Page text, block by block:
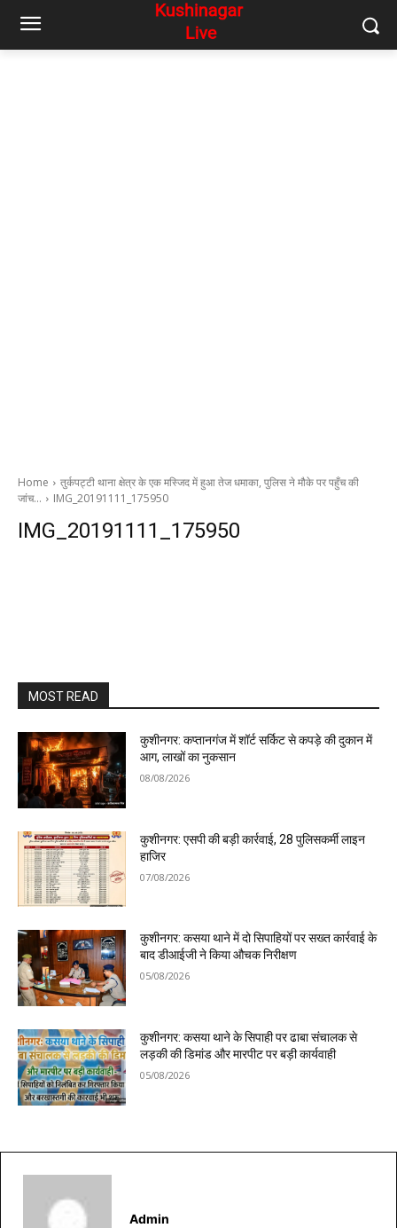
Home
तुर्कपट्टी थाना क्षेत्र के एक मस्जिद में हुआ तेज धमाका, पुलिस ने मौके पर पहुँच की
जांच…
IMG_20191111_175950
IMG_20191111_175950
MOST READ
कुशीनगर: कप्तानगंज में शॉर्ट सर्किट से कपड़े की दुकान में
आग, लाखों का नुकसान
08/08/2026
कुशीनगर: एसपी की बड़ी कार्रवाई, 28 पुलिसकर्मी लाइन
हाजिर
07/08/2026
कुशीनगर: कसया थाने में दो सिपाहियों पर सख्त कार्रवाई के
बाद डीआईजी ने किया औचक निरीक्षण
05/08/2026
कुशीनगर: कसया थाने के सिपाही पर ढाबा संचालक से
लड़की की डिमांड और मारपीट पर बड़ी कार्यवाही
05/08/2026
Admin